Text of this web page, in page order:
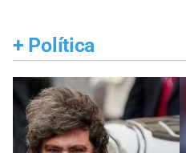
+ Política